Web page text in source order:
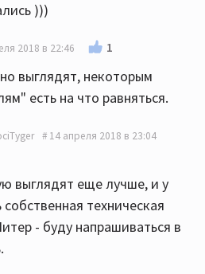
)))
2018 в 22:46 1
выглядят, некоторым
есть на что равняться.
14 апреля 2018 в 23:04
выглядят еще лучше, и у
техническая
- буду напрашиваться в